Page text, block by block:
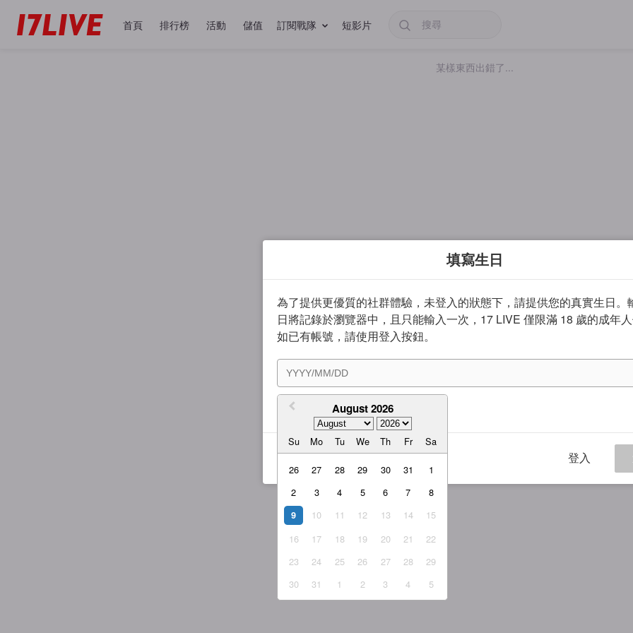
首頁 排行榜 活動 儲值 訂閱戰隊 短影片
某樣東西出錯了...
填寫生日
為了提供更優質的社群體驗，未登入的狀態下，請提供您的真實生日。
日將記錄於瀏覽器中，且只能輸入一次，17 LIVE 僅限滿 18 歲的成年人
如已有帳號，請使用登入按鈕。
August 2026
Su Mo Tu We Th Fr Sa
26 27 28 29 30 31
1
2
3 4 5 6 7 8
9 10 11 12 13 14
15
16
17 18 19 20 21
22
23
24 25 26 27 28
29
30
31 1 2 3 4 5
我同意 服務條款與隱私權政策
登入